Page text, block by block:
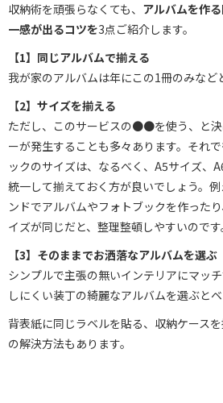
収納術を頑張らなくても、 アルバムを作
一感が出るコツを3点ご紹介します。
【1】同じアルバムで揃える
我が家のアルバムは年にこの1冊のみなど
【2】サイズを揃える
ただし、このサービスの●●を使う、と決
ーが発生することも多々あります。それ
ックのサイズは、なるべく、A5サイズ、
統一して揃えておく方が良いでしょう。
ンドでアルバムやフォトブックを作った
イズが同じだと、整理整頓しやすいのです
【3】そのままでお洒落なアルバムを選ぶ
シンプルで主張の無いインテリアにマッ
しにくい装丁の綺麗なアルバムを選ぶとベ
背表紙に同じラベルを貼る、収納ケース
の解決方法もあります。